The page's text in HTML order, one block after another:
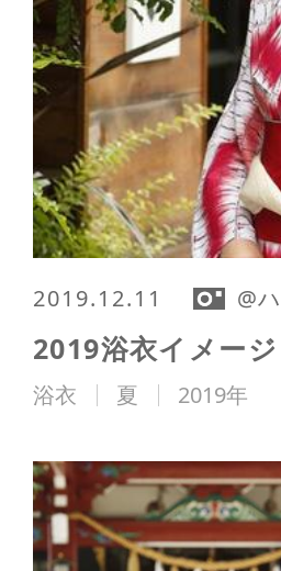
2019.12.11 @
2019浴衣イメージ
浴衣 夏 2019年